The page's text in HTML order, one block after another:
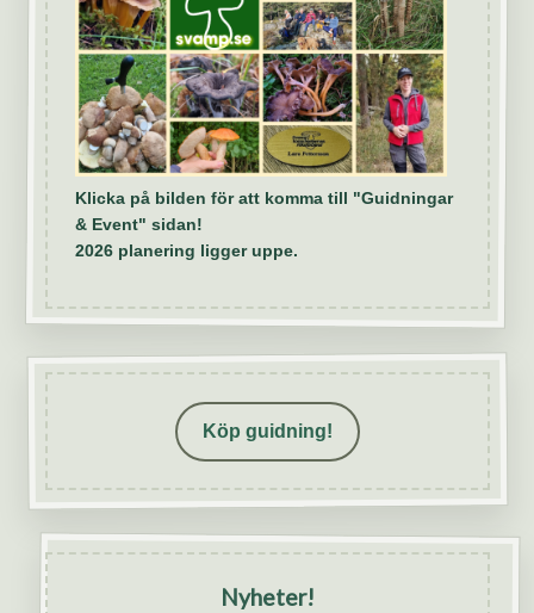
Klicka på bilden för att komma till "Guidningar
& Event" sidan!
2026 planering ligger uppe.
Köp guidning!
Nyheter!